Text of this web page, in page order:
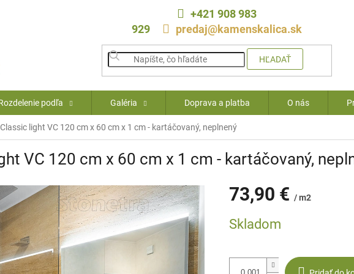
+421 908 983
929
predaj@kamenskalica.sk
HĽADAŤ
podľa Galéria Doprava a platba O nás
light VC 120 cm x 60 cm x 1 cm - kartáčovaný, neplnený
VC 120 cm x 60 cm x 1 cm - kartáčovaný,
73,90 € / m2
cena:
Skladom